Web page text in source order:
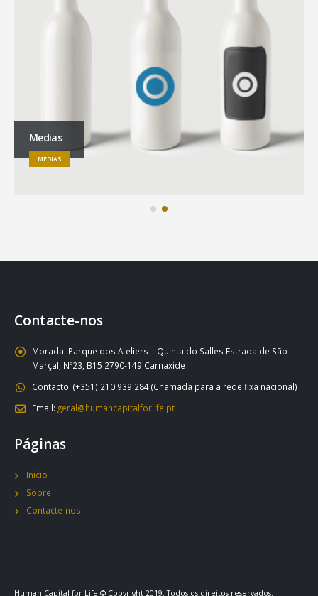
Full Width Video
MEDIAS
Contacte-nos
Morada: Parque dos Ateliers – Quinta do Salles Estrada de São
Marçal, Nº23, B15 2790-149 Carnaxide
Contacto: (+351) 210 939 284 (Chamada para a rede fixa nacional)
Email: geral@humancapitalforlife.pt
Páginas
Início
Sobre
Contacte-nos
Human Capital for Life © Copyright 2019. Todos os direitos reservados.